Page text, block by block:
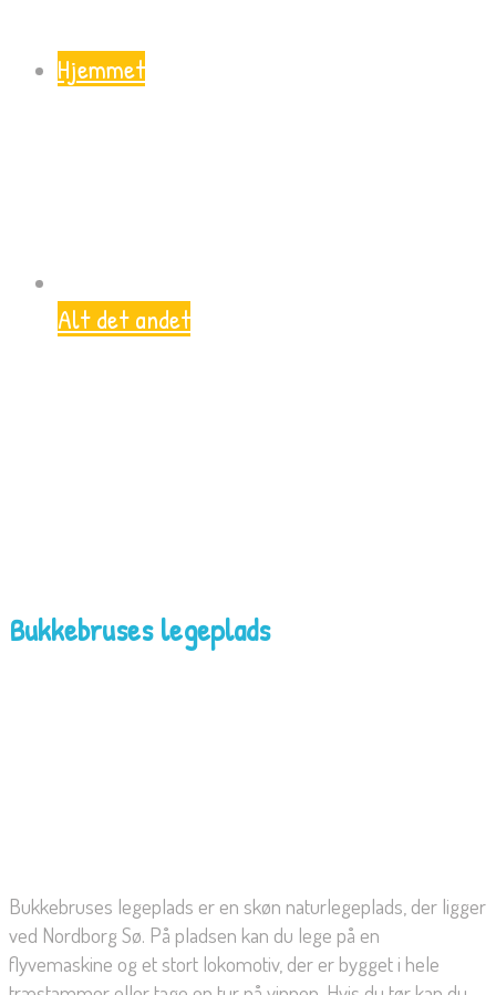
Hjemmet
Alt det andet
Bukkebruses legeplads
Bukkebruses legeplads er en skøn naturlegeplads, der ligger
ved Nordborg Sø. På pladsen kan du lege på en
flyvemaskine og et stort lokomotiv, der er bygget i hele